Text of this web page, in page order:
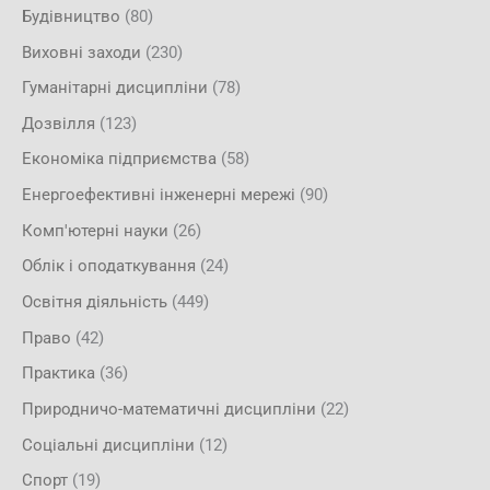
Будівництво (80)
Виховні заходи (230)
Гуманітарні дисципліни (78)
Дозвілля (123)
Економіка підприємства (58)
Енергоефективні інженерні мережі (90)
Комп'ютерні науки (26)
Облік і оподаткування (24)
Освітня діяльність (449)
Право (42)
Практика (36)
Природничо-математичні дисципліни (22)
Соціальні дисципліни (12)
Спорт (19)